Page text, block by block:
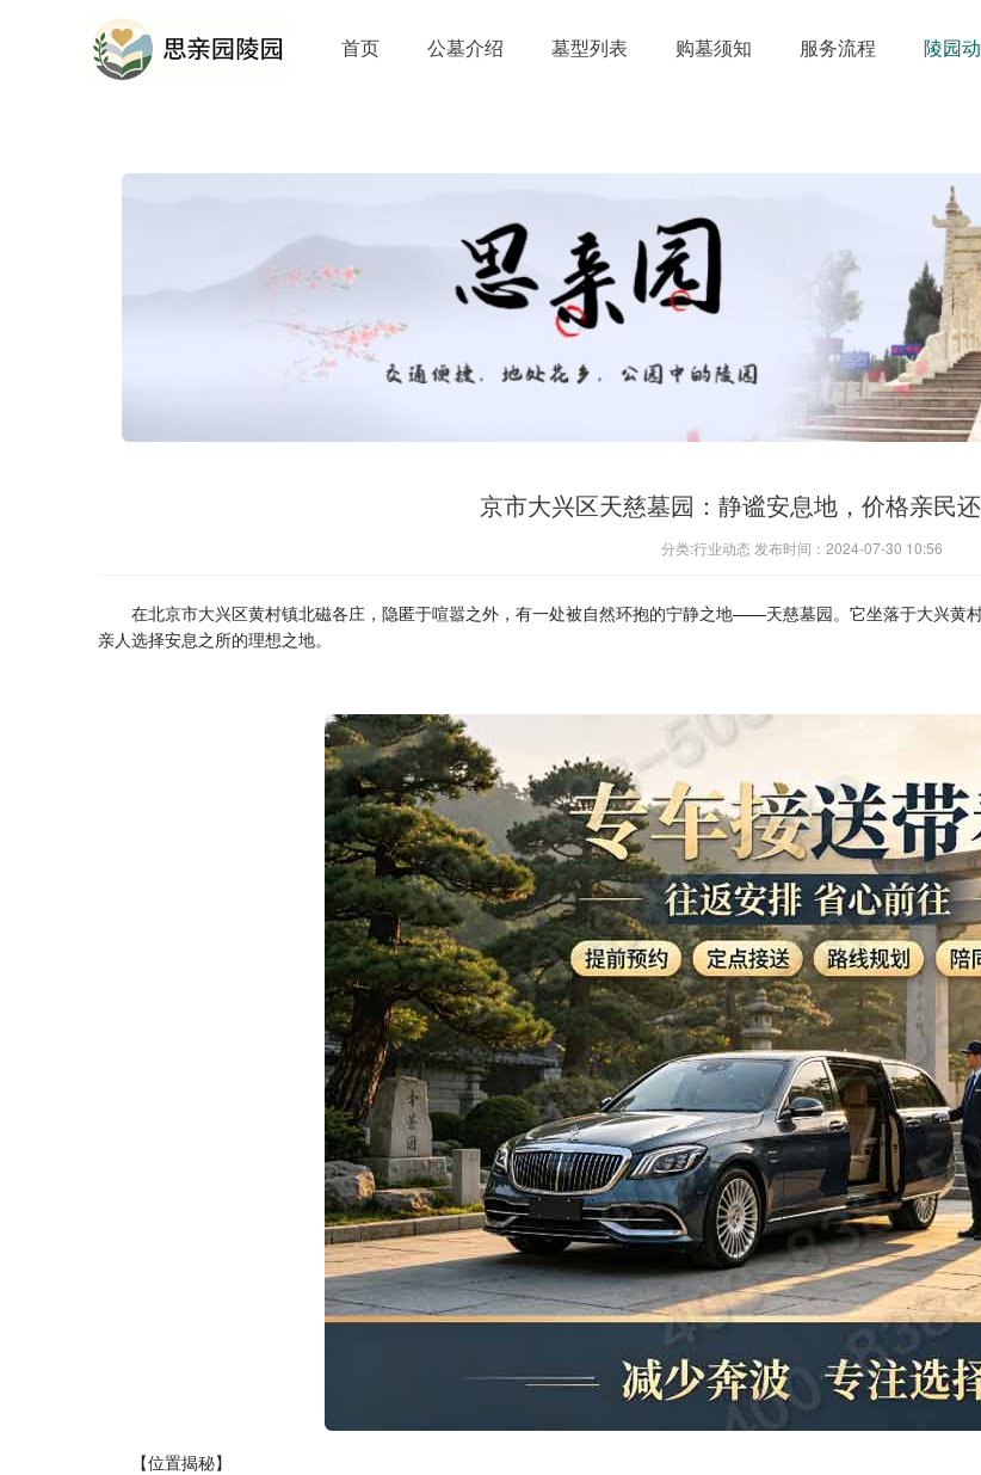
首页 公墓介绍 墓型列表 购墓须知 服务流程 陵园
京市大兴区天慈墓园：静谧安息地，价格亲民
分类:行业动态 发布时间：2024-07-30 10:56
在北京市大兴区黄村镇北磁各庄，隐匿于喧嚣之外，有一处被自然环抱的宁静之地——天慈墓园。它坐落于大兴黄
亲人选择安息之所的理想之地。
【位置揭秘】